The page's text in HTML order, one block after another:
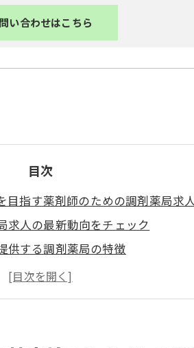
い合わせはこちら
目次
目指す薬剤師のための調剤薬局求
求人の最新動向をチェック
供する調剤薬局の特徴
アップを支援する職場環境
募時のポイント
から学ぶ、求人選びのコツ